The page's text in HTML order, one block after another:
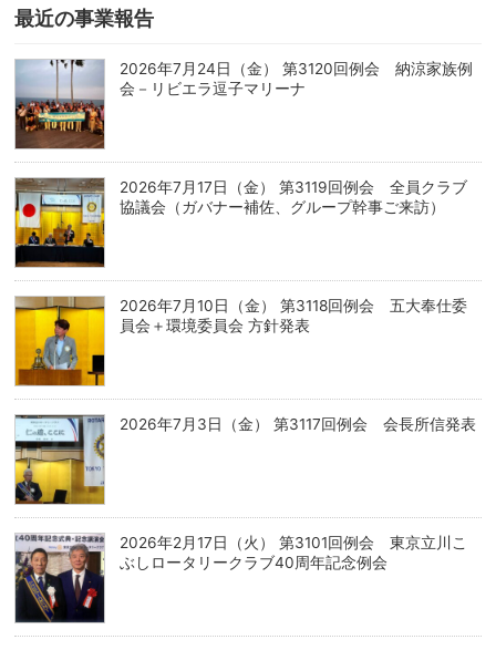
最近の事業報告
2026年7月24日（金） 第3120回例会 納涼家族例
会－リビエラ逗子マリーナ
2026年7月17日（金） 第3119回例会 全員クラブ
協議会（ガバナー補佐、グループ幹事ご来訪）
2026年7月10日（金） 第3118回例会 五大奉仕委
員会＋環境委員会 方針発表
2026年7月3日（金） 第3117回例会 会長所信発表
2026年2月17日（火） 第3101回例会 東京立川こ
ぶしロータリークラブ40周年記念例会